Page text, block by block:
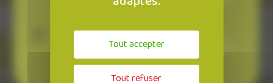
Un particulier
désireux d'acquérir un véhicule propre parce
que la question de l'environnement est
essentielle pour vous.
Tout accepter
Tout refuser